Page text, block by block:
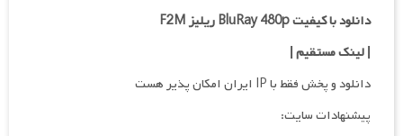
دانلود با کیفیت BluRay 480p ریلیز F2M
| لینک مستقیم|
دانلود و پخش فقط با IP ایران امکان پذیر هست
پیشنهادات سایت: